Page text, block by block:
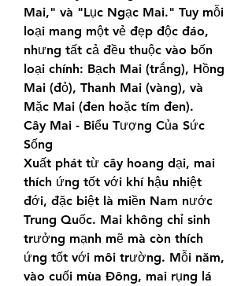
Mai," và "Lục Ngạc Mai." Tuy mỗi
loại mang một vẻ đẹp độc đáo,
nhưng tất cả đều thuộc vào bốn
loại chính: Bạch Mai (trắng), Hồng
Mai (đỏ), Thanh Mai (vàng), và
Mặc Mai (đen hoặc tím đen).
Cây Mai - Biểu Tượng Của Sức
Sống
Xuất phát từ cây hoang dại, mai
thích ứng tốt với khí hậu nhiệt
đới, đặc biệt là miền Nam nước
Trung Quốc. Mai không chỉ sinh
trưởng mạnh mẽ mà còn thích
ứng tốt với môi trường. Mỗi năm,
vào cuối mùa Đông, mai rụng lá